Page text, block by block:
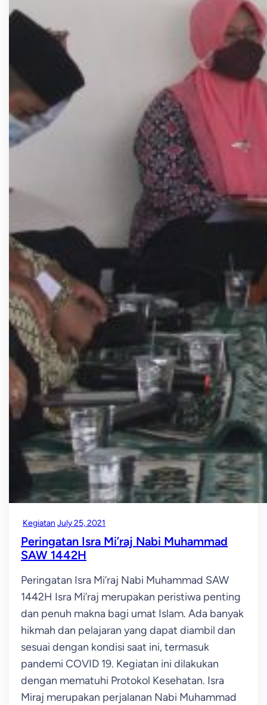
Kegiatan July 25, 2021
Peringatan Isra Mi’raj Nabi Muhammad
SAW 1442H
Peringatan Isra Mi’raj Nabi Muhammad SAW
1442H Isra Mi’raj merupakan peristiwa penting
dan penuh makna bagi umat Islam. Ada banyak
hikmah dan pelajaran yang dapat diambil dan
sesuai dengan kondisi saat ini, termasuk
pandemi COVID 19. Kegiatan ini dilakukan
dengan mematuhi Protokol Kesehatan. Isra
Miraj merupakan perjalanan Nabi Muhammad